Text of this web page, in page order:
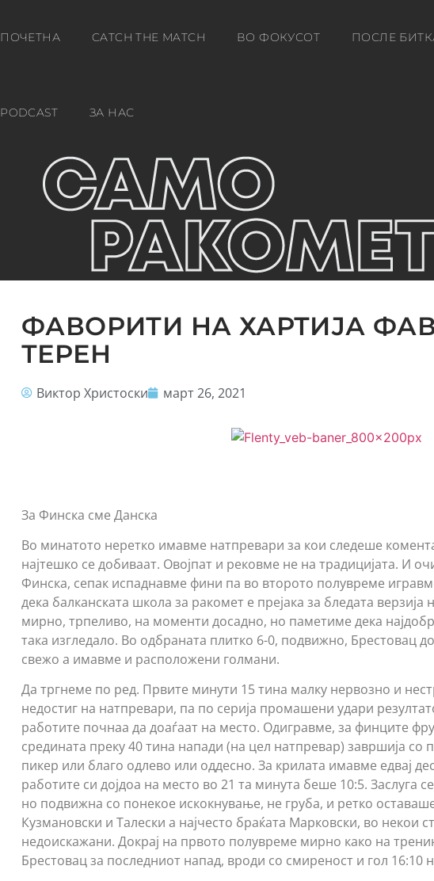
ПОЧЕТНА CATCH THE MATCH ВО ФОКУСОТ ПОСЛЕ
PODCAST ЗА НАС
ФАВОРИТИ НА ХАРТИЈА
ТЕРЕН
Виктор Христоски март 26, 2021
За Финска сме Данска
Во минатото неретко имавме натпревари за кои следеше
најтешко се добиваат. Овојпат и рековме не на традицијата. И
Финска, сепак испаднавме фини па во второто полувреме
дека балканската школа за ракомет е прејака за бледата верзија
мирно, трпеливо, на моменти досадно, но паметиме дека
така изгледало. Во одбраната плитко 6-0, подвижно, Брестовац
свежо а имавме и расположени голмани.
Да тргнеме по ред. Првите минути 15 тина малку нервозно и
недостиг на натпревари, па по серија промашени удари
работите почнаа да доаѓаат на место. Одигравме, за финците
средината преку 40 тина напади (на цел натпревар) завршија со
пикер или благо одлево или оддесно. За крилата имавме едвај
работите си дојдоа на место во 21 та минута беше 10:5. Заслуга
но подвижна со понекое искокнување, не груба, и ретко
Кузмановски и Талески а најчесто браќата Марковски, во некои
недоискажани. Докрај на првото полувреме мирно како на
Брестовац за последниот напад, вроди со смиреност и гол 16:10